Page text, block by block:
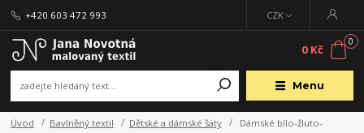
Menu
CZK
+420 603 472 993
0
0 Kč
Úvod Bavlněný textil Dětské a dámské šaty
Dámské bílo-žluto-